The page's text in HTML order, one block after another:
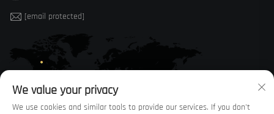
[email protected]
We value your privacy
We use cookies and similar tools to provide our services. If you don't